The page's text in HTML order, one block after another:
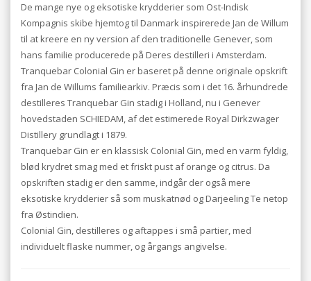
De mange nye og eksotiske krydderier som Ost-Indisk
Kompagnis skibe hjemtog til Danmark inspirerede Jan de Willum
til at kreere en ny version af den traditionelle Genever, som
hans familie producerede på Deres destilleri i Amsterdam.
Tranquebar Colonial Gin er baseret på denne originale opskrift
fra Jan de Willums familiearkiv. Præcis som i det 16. århundrede
destilleres Tranquebar Gin stadig i Holland, nu i Genever
hovedstaden SCHIEDAM, af det estimerede Royal Dirkzwager
Distillery grundlagt i 1879.
Tranquebar Gin er en klassisk Colonial Gin, med en varm fyldig,
blød krydret smag med et friskt pust af orange og citrus. Da
opskriften stadig er den samme, indgår der også mere
eksotiske krydderier så som muskatnød og Darjeeling Te netop
fra Østindien.
Colonial Gin, destilleres og aftappes i små partier, med
individuelt flaske nummer, og årgangs angivelse.